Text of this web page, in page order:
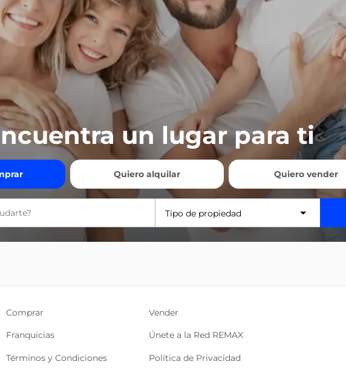
un lugar para ti
Quiero alquilar Quiero vender
Tipo de propiedad
Comprar Vender
Franquicias Únete a la Red REMAX
Términos y Condiciones Política de Privacidad